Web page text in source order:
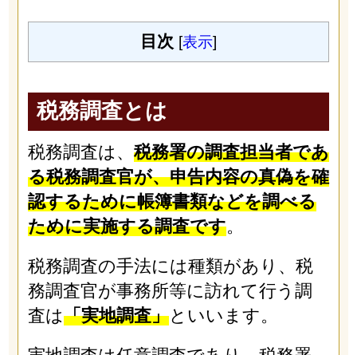
目次 [表示]
税務調査とは
税務調査は、 税務署の調査担当者であ
る税務調査官が、申告内容の真偽を確
認するために帳簿書類などを調べる
ために実施する調査です。
税務調査の手法には種類があり、税
務調査官が事務所等に訪れて行う調
査は「実地調査」といいます。